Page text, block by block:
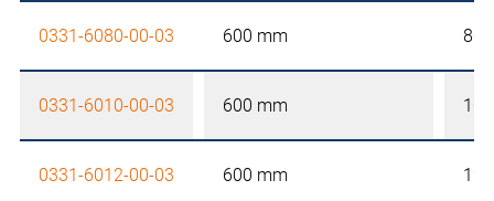
0331-6080-00-03 600 mm
0331-6010-00-03 600 mm
0331-6012-00-03 600 mm